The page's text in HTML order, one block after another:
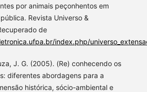
por animais peçonhentos em
Revista Universo &
de
index.php/
J. G. (2005). (Re) conhecendo os
diferentes abordagens para a
histórica, sócio-ambiental e